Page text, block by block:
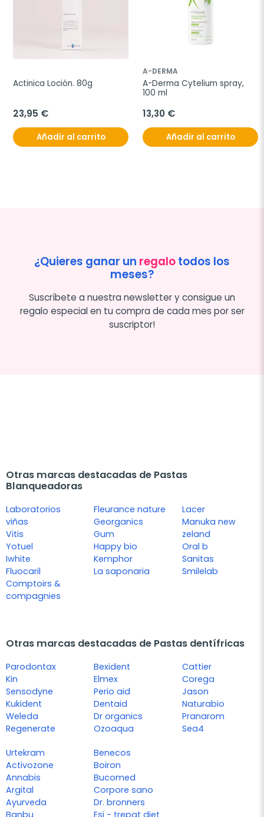
Actinica Loción. 80g
23,95 €
Añadir al carrito
A-DERMA
A-Derma Cytelium spray,
100 ml
13,30 €
Añadir al carrito
¿Quieres ganar un regalotodos los
meses?
Suscríbete a nuestra newsletter y consigue un
regalo especial en tu compra de cada mes por ser
suscriptor!
Otras marcas destacadas de Pastas
Blanqueadoras
Laboratorios
viñas
Vitis
Yotuel
Iwhite
Fluocaril
Comptoirs &
compagnies
Fleurance nature
Georganics
Gum
Happy bio
Kemphor
La saponaria
Lacer
Manuka new
zeland
Oral b
Sanitas
Smilelab
Otras marcas destacadas de Pastas dentífricas
Parodontax
Kin
Sensodyne
Kukident
Weleda
Regenerate
Bexident
Elmex
Perio aid
Dentaid
Dr organics
Ozoaqua
Cattier
Corega
Jason
Naturabio
Pranarom
Sea4
Urtekram
Activozone
Annabis
Argital
Ayurveda
Banbu
Benecos
Boiron
Bucomed
Corpore sano
Dr. bronners
Esi - trepat diet